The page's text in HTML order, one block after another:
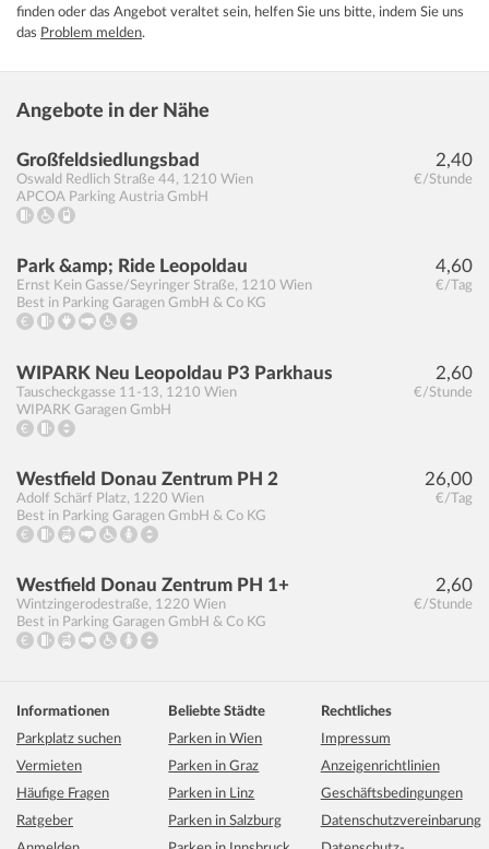
finden oder das Angebot veraltet sein, helfen Sie uns bitte, indem Sie uns
das Problem melden.
Angebote in der Nähe
2,40
€/Stunde
Großfeldsiedlungsbad
Oswald Redlich Straße 44, 1210 Wien
APCOA Parking Austria GmbH
4,60
€/Tag
Park &amp; Ride Leopoldau
Ernst Kein Gasse/Seyringer Straße, 1210 Wien
Best in Parking Garagen GmbH & Co KG
2,60
€/Stunde
WIPARK Neu Leopoldau P3 Parkhaus
Tauscheckgasse 11-13, 1210 Wien
WIPARK Garagen GmbH
26,00
€/Tag
Westfield Donau Zentrum PH 2
Adolf Schärf Platz, 1220 Wien
Best in Parking Garagen GmbH & Co KG
2,60
€/Stunde
Westfield Donau Zentrum PH 1+
Wintzingerodestraße, 1220 Wien
Best in Parking Garagen GmbH & Co KG
Informationen
Parkplatz suchen
Vermieten
Häufige Fragen
Ratgeber
Beliebte Städte
Parken in Wien
Parken in Graz
Parken in Linz
Parken in Salzburg
Rechtliches
Impressum
Anzeigenrichtlinien
Geschäftsbedingungen
Datenschutzvereinbarung